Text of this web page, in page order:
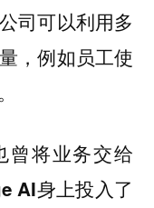
司可以利用多
，例如员工使
曾将业务交给
AI身上投入了